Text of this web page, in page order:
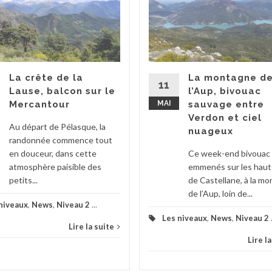
La crête de la
Lause, balcon sur le
Mercantour
Au départ de Pélasque, la
randonnée commence tout
en douceur, dans cette
atmosphère paisible des
petits...
, News, Niveau 2 ...
Lire la suite
11
MAI
La montagne de
l’Aup, bivouac
sauvage entre
Verdon et ciel
nuageux
Ce week-end bivouac
emmenés sur les
de Castellane, à la
de l’Aup, loin de...
Les niveaux, News, Niveau 2
Lire